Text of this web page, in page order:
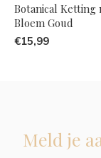
Botanical Ketting
Bloem Goud
€15,99
Meld je